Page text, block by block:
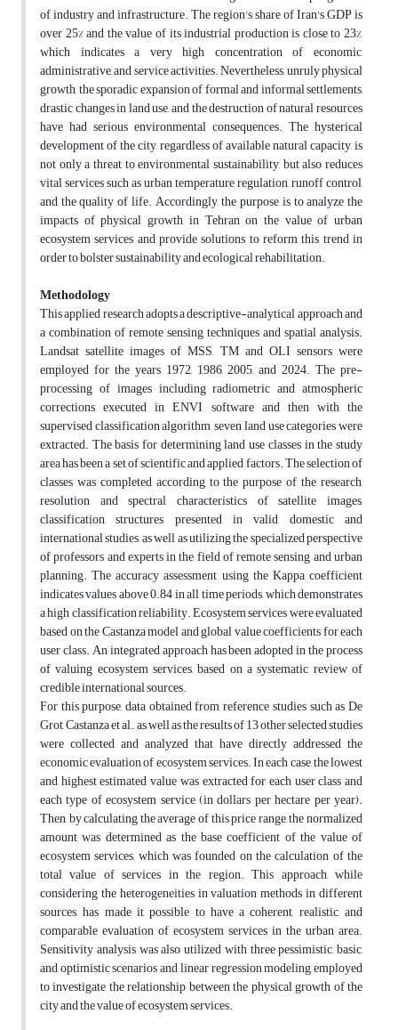
of industry and infrastructure. The region's share of Iran's GDP is
over 25% and the value of its industrial production is close to 23%,
which indicates a very high concentration of economic,
administrative, and service activities. Nevertheless, unruly physical
growth, the sporadic expansion of formal and informal settlements,
drastic changes in land use, and the destruction of natural resources
have had serious environmental consequences. The hysterical
development of the city, regardless of available natural capacity, is
not only a threat to environmental sustainability, but also reduces
vital services such as urban temperature regulation, runoff control,
and the quality of life. Accordingly, the purpose is to analyze the
impacts of physical growth in Tehran on the value of urban
ecosystem services and provide solutions to reform this trend in
order to bolster sustainability and ecological rehabilitation.
Methodology
This applied research adopts a descriptive-analytical approach and
a combination of remote sensing techniques and spatial analysis.
Landsat satellite images of MSS, TM and OLI sensors were
employed for the years 1972, 1986, 2005, and 2024. The pre-
processing of images including radiometric and atmospheric
corrections executed in ENVI software and then with the
supervised classification algorithm, seven land use categories were
extracted. The basis for determining land use classes in the study
area has been a set of scientific and applied factors. The selection of
classes was completed according to the purpose of the research,
resolution and spectral characteristics of satellite images,
classification structures presented in valid domestic and
international studies, as well as utilizing the specialized perspective
of professors and experts in the field of remote sensing and urban
planning. The accuracy assessment using the Kappa coefficient
indicates values above 0.84 in all time periods, which demonstrates
a high classification reliability. Ecosystem services were evaluated
based on the Castanza model and global value coefficients for each
user class. An integrated approach has been adopted in the process
of valuing ecosystem services, based on a systematic review of
credible international sources.
For this purpose, data obtained from reference studies such as De
Grot, Castanza et al., as well as the results of 13 other selected studies
were collected and analyzed that have directly addressed the
economic evaluation of ecosystem services. In each case, the lowest
and highest estimated value was extracted for each user class and
each type of ecosystem service (in dollars per hectare per year).
Then, by calculating the average of this price range, the normalized
amount was determined as the base coefficient of the value of
ecosystem services, which was founded on the calculation of the
total value of services in the region. This approach, while
considering the heterogeneities in valuation methods in different
sources, has made it possible to have a coherent, realistic, and
comparable evaluation of ecosystem services in the urban area.
Sensitivity analysis was also utilized with three pessimistic, basic,
and optimistic scenarios and linear regression modeling employed
to investigate the relationship between the physical growth of the
city and the value of ecosystem services.